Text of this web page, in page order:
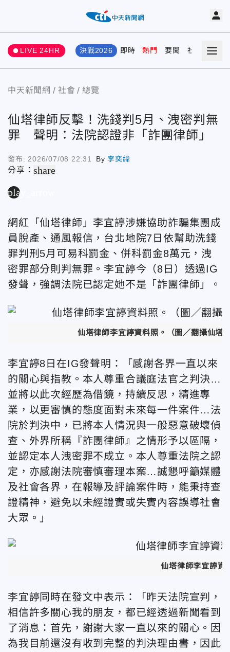
LIVE 24HR 決戰2026 即時 熱門 要聞 社會 娛樂
中天新聞網 社會 總覽
仙塔律師反擊！洗錢判5月、洩密判無
罪 聲明：法院認證非「詐團律師」
發布: 2026/07/08 22:31 By李奕緯
分享：share
play_arrow
網紅「仙塔律師」李宜諪涉嫌協助詐騙集團成
員脫產、通風報信，台北地院7日依幫助洗錢
罪判刑5月可易科罰金、併科罰金8萬元，洩
密罪部分則判無罪。李宜諪今（8日）透過IG
發聲，強調法院已認定她不是「詐團律師」。
仙塔律師李宜諪資料照 。（圖／翻攝仙塔
李宜諪8日在IG發聲明：「感謝各界一直以來
的關心與指教。本人尊重合議庭法官之判決…
並將以此次經歷為借鏡，持續反思，精進專
業，以更審慎的態度面對未來每一件案件…法
院於判決中，已將本人情況與一般惡意破壞偵
查、外界所稱『詐團律師』之情形予以區隔，
並認定本人洩密罪不成立。本人尊重法院之認
定，亦感謝法院審慎審理本案…誠懇呼籲媒體
及社會各界，在報導及評論案件時，能秉持查
證精神，避免以未經證實或失實內容誤導社會
大眾。」
仙塔律師李宜諪資
李宜諪同時在發文中表示：「昨天法院宣判，
相信許多關心我的朋友，都已經透過新聞看到
了消息：首先，謝謝大家一直以來的關心。因
為我目前還沒有收到完整的判決理由書，因此